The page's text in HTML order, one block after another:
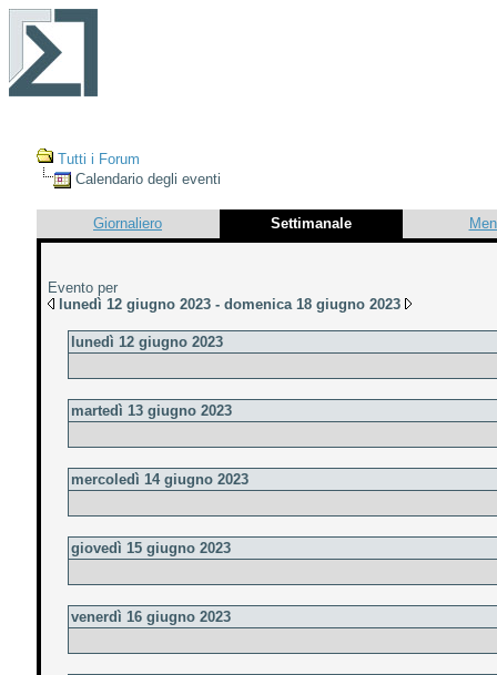
Tutti i Forum
Calendario degli eventi
Giornaliero Settimanale
Evento per
lunedì 12 giugno 2023 - domenica 18 giugno 2023
lunedì 12 giugno 2023
martedì 13 giugno 2023
mercoledì 14 giugno 2023
giovedì 15 giugno 2023
venerdì 16 giugno 2023